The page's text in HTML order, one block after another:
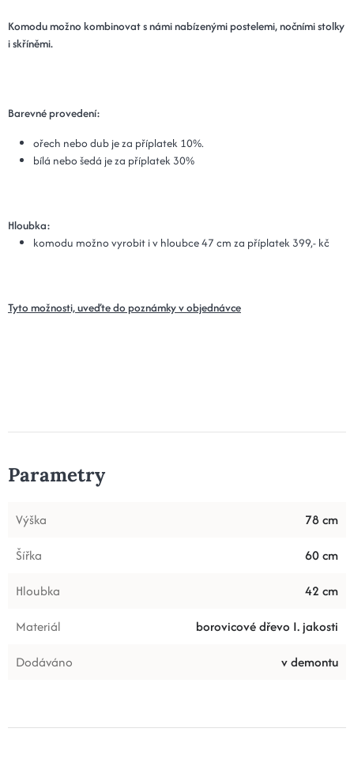
Komodu možno kombinovat s námi nabízenými postelemi, nočními stolky
i skříněmi.
Barevné provedení:
ořech nebo dub je za příplatek 10%.
bílá nebo šedá je za příplatek 30%
Hloubka:
komodu možno vyrobit i v hloubce 47 cm za příplatek 399,- kč
Tyto možnosti, uveďte do poznámky v objednávce
Parametry
Výška
78 cm
Šířka
60 cm
Hloubka
42 cm
Materiál
borovicové dřevo I. jakosti
Dodáváno
v demontu